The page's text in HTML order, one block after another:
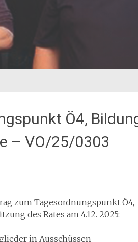
Ö4,
– VO/25/0303
zum Tagesordnungspunkt Ö4,
des Rates am 4.12. 2025:
in Ausschüssen